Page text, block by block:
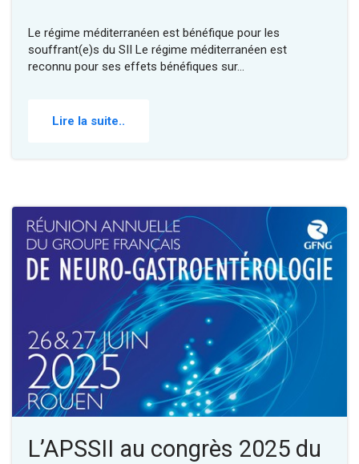
Le régime méditerranéen est bénéfique pour les
souffrant(e)s du SII Le régime méditerranéen est
reconnu pour ses effets bénéfiques sur…
Lire la suite..
L’APSSII au congrès 2025 du